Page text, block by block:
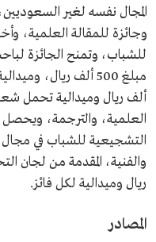
المجال نفسه لغير
وجائزة للمقالة العلمية،
للشباب، وتمنح الجائزة
ألف ريال وميدالية تحمل شعار
العلمية، والترجمة، ويحصل
التشجيعية للشباب في مجال
ريال وميدالية لكل فائز.
المصادر